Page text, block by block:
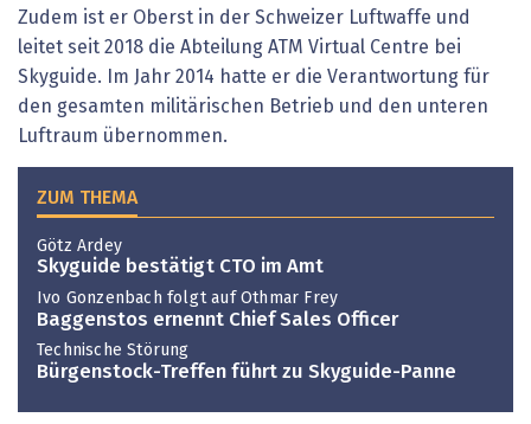
Zudem ist er Oberst in der Schweizer Luftwaffe und
leitet seit 2018 die Abteilung ATM Virtual Centre bei
Skyguide. Im Jahr 2014 hatte er die Verantwortung für
den gesamten militärischen Betrieb und den unteren
Luftraum übernommen.
ZUM THEMA
Götz Ardey
Skyguide bestätigt CTO im Amt
Ivo Gonzenbach folgt auf Othmar Frey
Baggenstos ernennt Chief Sales Officer
Technische Störung
Bürgenstock-Treffen führt zu Skyguide-Panne